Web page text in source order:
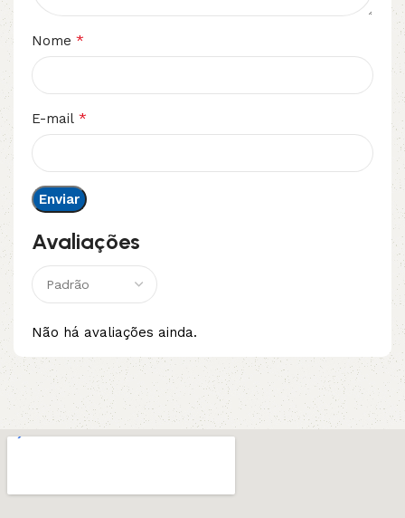
Avaliações
Não há avaliações ainda.
Nome *
E-mail *